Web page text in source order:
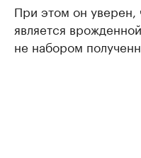
При этом он уверен,
является
не набором